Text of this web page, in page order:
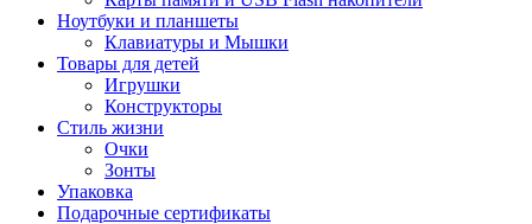
Ноутбуки и планшеты
Клавиатуры и Мышки
Товары для детей
Игрушки
Конструкторы
Стиль жизни
Очки
Зонты
Упаковка
Подарочные сертификаты